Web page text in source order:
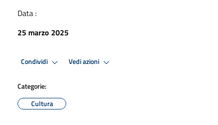
Data :
25 marzo 2025
Condividi Vedi azioni
Categorie:
Cultura